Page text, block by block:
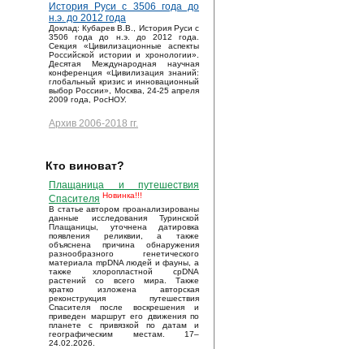
История Руси с 3506 года до
н.э. до 2012 года
Доклад: Кубарев В.В., История Руси с
3506 года до н.э. до 2012 года.
Секция «Цивилизационные аспекты
Российской истории и хронологии».
Десятая Международная научная
конференция «Цивилизация знаний:
глобальный кризис и инновационный
выбор России», Москва, 24-25 апреля
2009 года, РосНОУ.
Архив 2006-2018 гг.
Кто виноват?
Плащаница и путешествия
Спасителя Новинка!!!
В статье автором проанализированы
данные исследования Туринской
Плащаницы, уточнена датировка
появления реликвии, а также
объяснена причина обнаружения
разнообразного генетического
материала mpDNA людей и фауны, а
также хлоропластной cpDNA
растений со всего мира. Также
кратко изложена авторская
реконструкция путешествия
Спасителя после воскрешения и
приведен маршрут его движения по
планете с привязкой по датам и
географическим местам. 17–
24.02.2026.